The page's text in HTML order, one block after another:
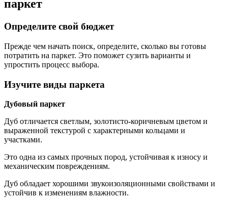
паркет
Определите свой бюджет
Прежде чем начать поиск, определите, сколько вы готовы
потратить на паркет. Это поможет сузить варианты и
упростить процесс выбора.
Изучите виды паркета
Дубовый паркет
Дуб отличается светлым, золотисто-коричневым цветом и
выраженной текстурой с характерными кольцами и
участками.
Это одна из самых прочных пород, устойчивая к износу и
механическим повреждениям.
Дуб обладает хорошими звукоизоляционными свойствами и
устойчив к изменениям влажности.